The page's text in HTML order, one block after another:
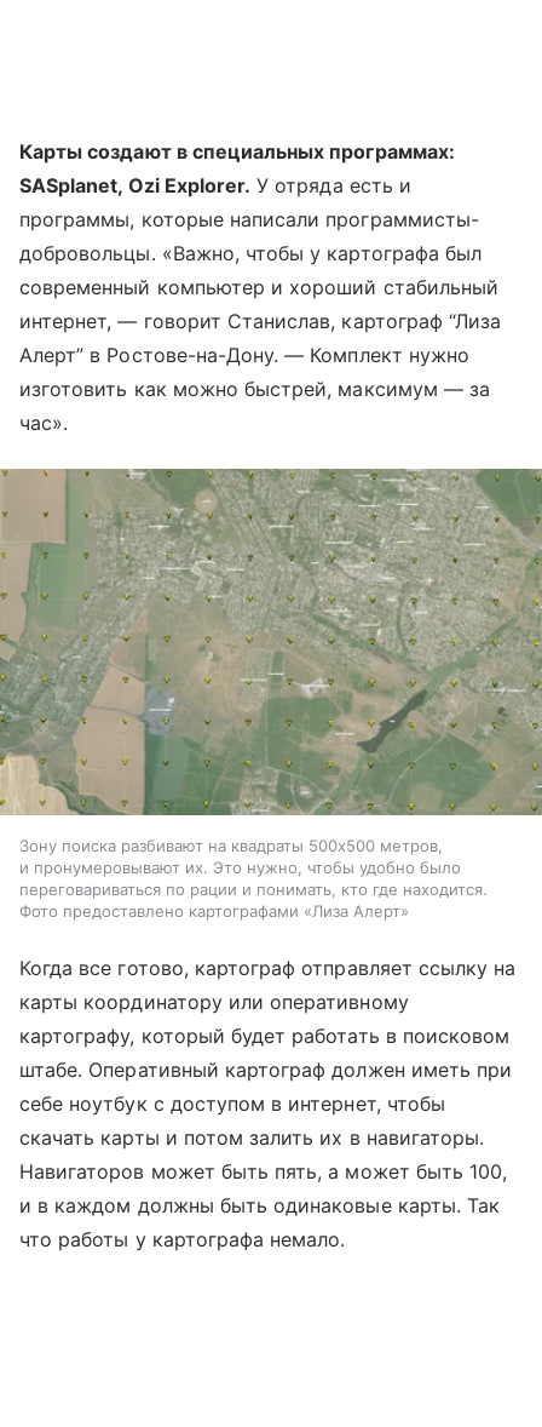
Карты создают в специальных программах:
SASplanet, Ozi Explorer. У отряда есть и
программы, которые написали программисты-
добровольцы. «Важно, чтобы у картографа был
современный компьютер и хороший стабильный
интернет, — говорит Станислав, картограф “Лиза
Алерт” в Ростове-на-Дону. — Комплект нужно
изготовить как можно быстрей, максимум — за
час».
Зону поиска разбивают на квадраты 500х500 метров,
и пронумеровывают их. Это нужно, чтобы удобно было
переговариваться по рации и понимать, кто где находится.
Фото предоставлено картографами «Лиза Алерт»
Когда все готово, картограф отправляет ссылку на
карты координатору или оперативному
картографу, который будет работать в поисковом
штабе. Оперативный картограф должен иметь при
себе ноутбук с доступом в интернет, чтобы
скачать карты и потом залить их в навигаторы.
Навигаторов может быть пять, а может быть 100,
и в каждом должны быть одинаковые карты. Так
что работы у картографа немало.